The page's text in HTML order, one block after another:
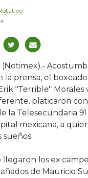
(Notimex).-
prensa, el
"Terrible" Morales
platicaron
la Telesecundaria
mexicana, a
sueños.
los ex
de Mauricio